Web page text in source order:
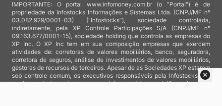
IMPORTANTE: O portal www.infomoney.com.br (o "Portal") é de
propriedade da Infostocks Informações e Sistemas Ltda. (CNPJ/MF nº
03.082.929/0001-03) ("Infostocks"), sociedade controlada,
indiretamente, pela XP Controle Participações S/A (CNPJ/MF nº
09.163.677/0001-15), sociedade holding que controla as empresas do
XP Inc. O XP Inc tem em sua composição empresas que exercem
atividades de: corretoras de valores mobiliários, banco, seguradora,
corretora de seguros, análise de investimentos de valores mobiliários,
gestoras de recursos de terceiros. Apesar de as Sociedades XP estarem
sob controle comum, os executivos responsáveis pela Infostocks são
totalmente independentes e as notícias, matérias e opiniões veiculadas